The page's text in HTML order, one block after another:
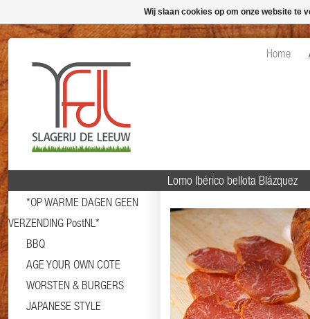
Home
*OP WARME DAGEN GEEN
VERZENDING PostNL*
BBQ
AGE YOUR OWN COTE
WORSTEN & BURGERS
JAPANESE STYLE
Lomo Ibérico bellota Blázquez
Wij slaan cookies op om onze website te